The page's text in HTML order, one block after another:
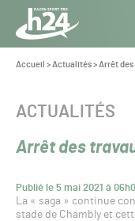
Panneau de gestion des
Aller au contenu
Toute
l’info
Pro
Vous
Accueil >Actualités>Arrêt des
Arrêt des
Publié le 5 mai 2021 à
CATÉGORIE :
ACTUALITÉS
La « saga » continue
stade de Chambly et